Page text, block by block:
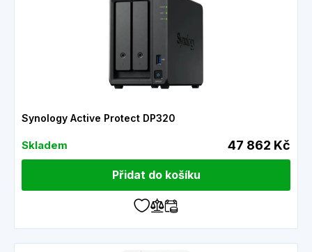
Synology Active Protect DP320
Skladem 47 862 Kč
Přidat do košíku